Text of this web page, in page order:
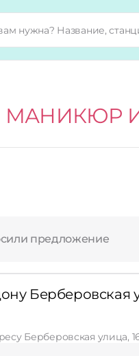
МАНИКЮР
предложение
Берберовская
Берберовская улица,